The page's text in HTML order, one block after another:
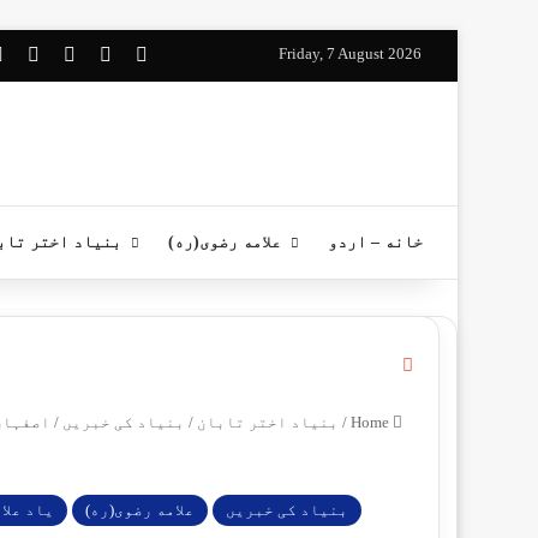
Friday, 7 August 2026
Facebook
YouTube
خانه – اردو علامه رضوی(ره) بنیاد اختر
Home
/ بنیاد اختر تابان / بنیاد کی خبریں /
بنیاد کی خبریں علامه رضوی(ره) یاد
o